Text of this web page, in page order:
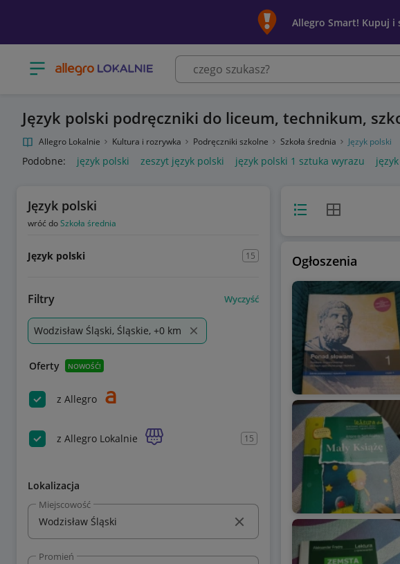
Allegro Smart! Kupuj i
Otwórz menu z kategoriami
Język polski podręczniki do liceum, technikum,
Allegro Lokalnie Kultura i rozrywka Podręczniki szkolne Szkoła średnia Język polski
Podobne: język polski zeszyt język polski język polski 1 sztuka wyrazu
Język polski
wróć doSzkoła średnia
Język polski 15
Filtry Wyczyść
Wodzisław Śląski, Śląskie, +0 km
Oferty NOWOŚĆ!
z Allegro
z Allegro Lokalnie 15
Lokalizacja
Miejscowość
Promień
Widok listyWidok siatki
Ogłoszenia